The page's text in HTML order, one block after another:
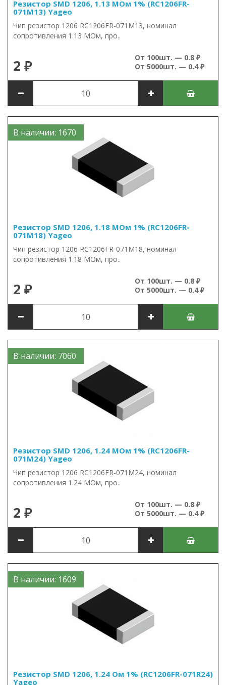
Резистор SMD 1206, 1.13 МОм 1% (RC1206FR-
071M13) Yageo
Чип резистор 1206 RC1206FR-071M13, номинал
сопротивления 1.13 МОм, про..
2 ₽
От 100шт. — 0.8 ₽
От 5000шт. — 0.4 ₽
В наличии: 1670
Резистор SMD 1206, 1.18 МОм 1% (RC1206FR-
071M18) Yageo
Чип резистор 1206 RC1206FR-071M18, номинал
сопротивления 1.18 МОм, про..
2 ₽
От 100шт. — 0.8 ₽
От 5000шт. — 0.4 ₽
В наличии: 7060
Резистор SMD 1206, 1.24 МОм 1% (RC1206FR-
071M24) Yageo
Чип резистор 1206 RC1206FR-071M24, номинал
сопротивления 1.24 МОм, про..
2 ₽
От 100шт. — 0.8 ₽
От 5000шт. — 0.4 ₽
В наличии: 1609
Резистор SMD 1206, 1.24 Ом 1% (RC1206FR-071R24)
Yageo